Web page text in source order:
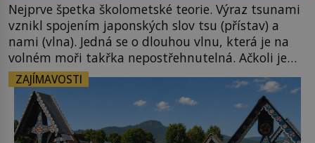
Nejprve špetka školometské teorie. Výraz tsunami
vznikl spojením japonských slov tsu (přístav) a
nami (vlna). Jedná se o dlouhou vlnu, která je na
volném moři takřka nepostřehnutelná. Ačkoli je
vlnová délka tsunami i 300 kilometrů, výška vlny
na volném moři je maximálně 1,5 metru. Máme se
podobné obří vlny obávat i v Evropě? Vznik
tsunami si […]
ZAJÍMAVOSTI